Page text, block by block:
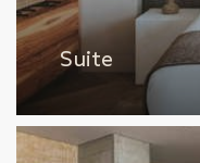
Suite